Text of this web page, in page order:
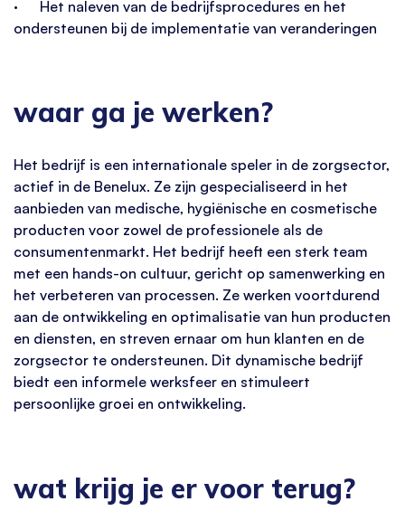
· Het naleven van de bedrijfsprocedures en het
ondersteunen bij de implementatie van veranderingen
waar ga je werken?
Het bedrijf is een internationale speler in de zorgsector,
actief in de Benelux. Ze zijn gespecialiseerd in het
aanbieden van medische, hygiënische en cosmetische
producten voor zowel de professionele als de
consumentenmarkt. Het bedrijf heeft een sterk team
met een hands-on cultuur, gericht op samenwerking en
het verbeteren van processen. Ze werken voortdurend
aan de ontwikkeling en optimalisatie van hun producten
en diensten, en streven ernaar om hun klanten en de
zorgsector te ondersteunen. Dit dynamische bedrijf
biedt een informele werksfeer en stimuleert
persoonlijke groei en ontwikkeling.
wat krijg je er voor terug?